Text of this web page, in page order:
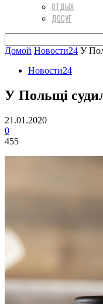
ОТДЫХ
ДОСУГ
Домой Новости24 У
Новости24
У Польщі
21.01.2020
0
455